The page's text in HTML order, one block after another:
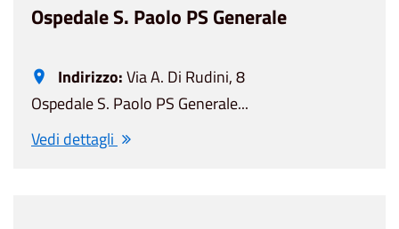
Ospedale S. Paolo PS Generale
Indirizzo:Via A. Di Rudini, 8
Ospedale S. Paolo PS Generale...
Vedi dettagli